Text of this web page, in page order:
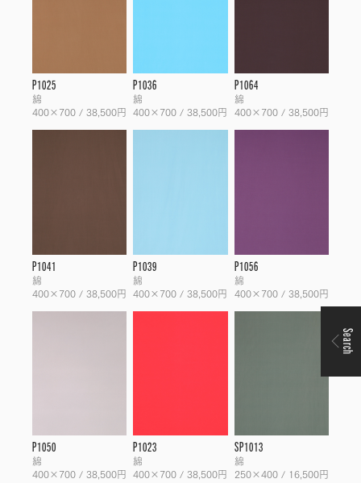
P1025
綿
400×700 / 38,500円
P1036
綿
400×700 / 38,500円
P1064
綿
400×700 / 38,500円
P1041
綿
400×700 / 38,500円
P1039
綿
400×700 / 38,500円
P1056
綿
400×700 / 38,500円
P1050
綿
400×700 / 38,500円
P1023
綿
400×700 / 38,500円
SP1013
綿
250×400 / 16,500円
Search